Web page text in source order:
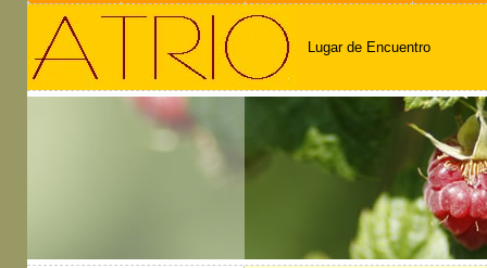
Lugar de Encuentro